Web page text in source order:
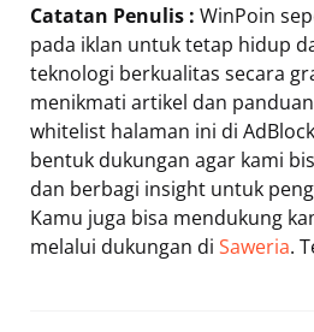
Catatan Penulis : WinPoin
pada iklan untuk tetap hidup
teknologi berkualitas secara
menikmati artikel dan
whitelist halaman ini di
bentuk dukungan agar kami
dan berbagi insight untuk
Kamu juga bisa mendukung
melalui dukungan di Saweria.